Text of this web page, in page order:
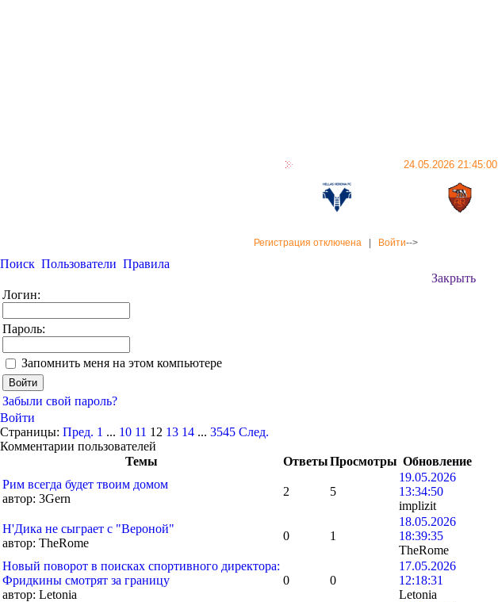
24.05.2026 21:45:00
Регистрация отключена Войти-->
Поиск Пользователи Правила
Закрыть
Логин:
Пароль:
Запомнить меня на этом компьютере
Забыли свой пароль?
Войти
Страницы: Пред. 1 ... 10 11 12 13 14 ... 3545 След.
Комментарии пользователей
Темы
ОтветыПросмотры Обновление
Рим всегда будет твоим домом
автор: 3Gern
2 5
19.05.2026
13:34:50
implizit
Н'Дика не сыграет с "Вероной"
автор: TheRome
0 1
18.05.2026
18:39:35
TheRome
Новый поворот в поисках спортивного директора:
Фридкины смотрят за границу
автор: Letonia
0 0
17.05.2026
12:18:31
Letonia